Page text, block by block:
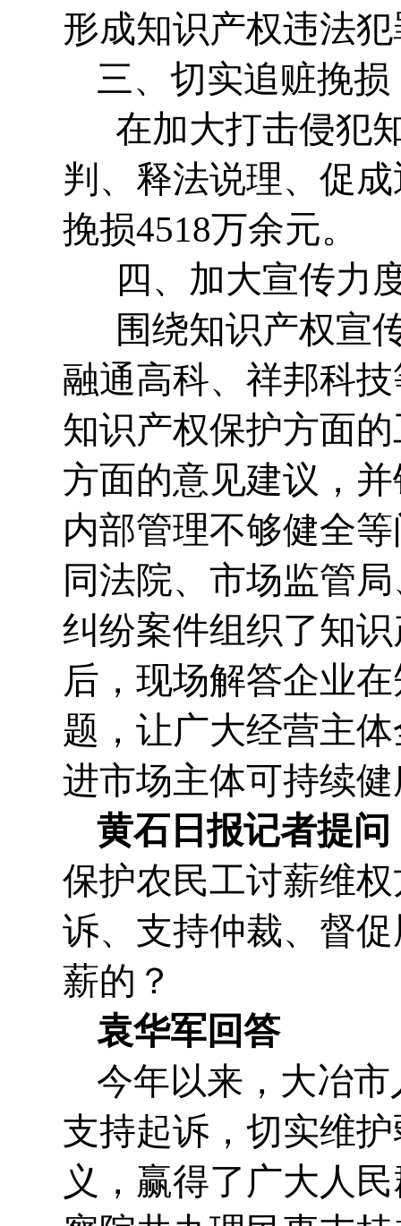
形成知识产权违法
三、切实追赃挽
在加大打击侵犯
判、释法说理、促
挽损4518万余元。
四、加大宣传力
围绕知识产权宣
融通高科、祥邦科
知识产权保护方面
方面的意见建议，
内部管理不够健全
同法院、市场监管
纠纷案件组织了知
后，现场解答企业
题，让广大经营主
进市场主体可持续
黄石日报记者提问
保护农民工讨薪维
诉、支持仲裁、督
薪的？
袁华军回答
今年以来，大冶
支持起诉，切实维
义，赢得了广大人